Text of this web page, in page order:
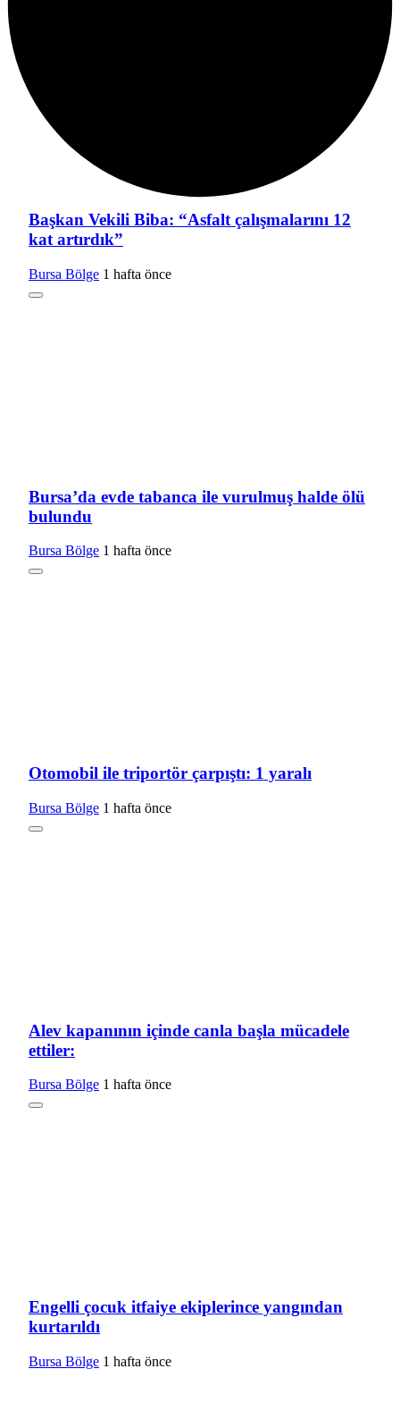
Başkan Vekili Biba: “Asfalt çalışmalarını 12
kat artırdık”
Bursa Bölge 1 hafta önce
Bursa’da evde tabanca ile vurulmuş halde ölü
bulundu
Bursa Bölge 1 hafta önce
Otomobil ile triportör çarpıştı: 1 yaralı
Bursa Bölge 1 hafta önce
Alev kapanının içinde canla başla mücadele
ettiler:
Bursa Bölge 1 hafta önce
Engelli çocuk itfaiye ekiplerince yangından
kurtarıldı
Bursa Bölge 1 hafta önce